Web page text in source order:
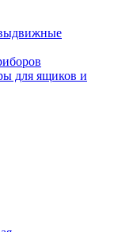
для ящиков и